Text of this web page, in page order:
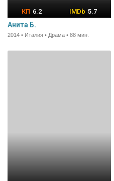
6.2 5.7
Анита Б.
2014 • Италия • Драма • 88 мин.